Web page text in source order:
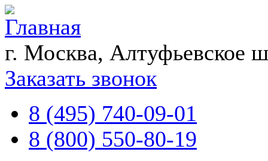
г. Москва, Алтуфьевское
Заказать звонок
8 (495) 740-09-01
8 (800) 550-80-19